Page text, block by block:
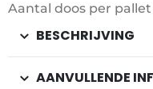
Aantal doos per pallet
BESCHRIJVING
AANVULLENDE